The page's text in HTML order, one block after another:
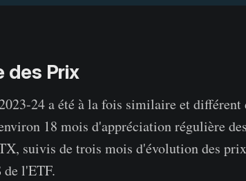
des Prix
24 a été à la fois similaire et différent
18 mois d'appréciation régulière
suivis de trois mois d'évolution des
de l'ETF.